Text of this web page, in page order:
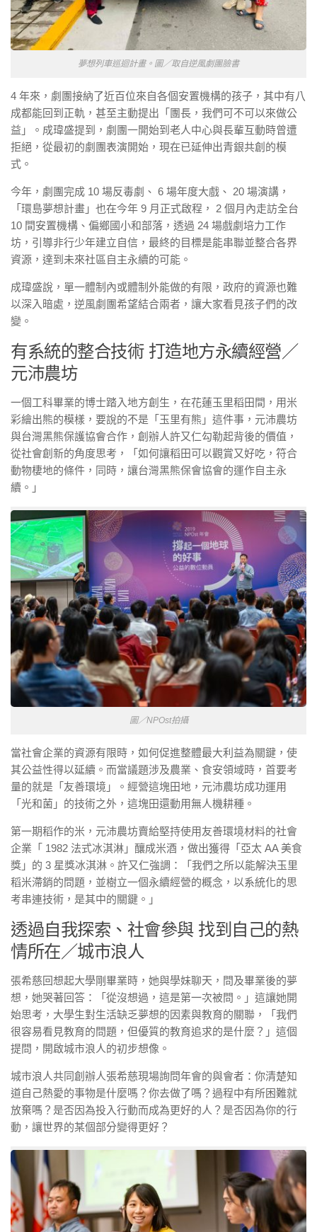
夢想列車巡迴計畫。圖／取自逆風劇團臉書
4 年來，劇團接納了近百位來自各個安置機構的孩子，其中有八
成都能回到正軌，甚至主動提出「團長，我們可不可以來做公
益」。成瑋盛提到，劇團一開始到老人中心與長輩互動時曾遭
拒絕，從最初的劇團表演開始，現在已延伸出青銀共創的模
式。
今年，劇團完成 10 場反毒劇、 6 場年度大戲、 20 場演講，
「環島夢想計畫」也在今年 9 月正式啟程， 2 個月內走訪全台
10 間安置機構、偏鄉國小和部落，透過 24 場戲劇培力工作
坊，引導非行少年建立自信，最終的目標是能串聯並整合各界
資源，達到未來社區自主永續的可能。
成瑋盛說，單一體制內或體制外能做的有限，政府的資源也難
以深入暗處，逆風劇團希望結合兩者，讓大家看見孩子們的改
變。
有系統的整合技術 打造地方永續經營／
元沛農坊
一個工科畢業的博士踏入地方創生，在花蓮玉里稻田間，用米
彩繪出熊的模樣，要說的不是「玉里有熊」這件事，元沛農坊
與台灣黑熊保護協會合作，創辦人許又仁勾勒起背後的價值，
從社會創新的角度思考，「如何讓稻田可以觀賞又好吃，符合
動物棲地的條件，同時，讓台灣黑熊保會協會的運作自主永
續。」
圖／NPOst拍攝
當社會企業的資源有限時，如何促進整體最大利益為關鍵，使
其公益性得以延續。而當議題涉及農業、食安領域時，首要考
量的就是「友善環境」。經營這塊田地，元沛農坊成功運用
「光和菌」的技術之外，這塊田還動用無人機耕種。
第一期稻作的米，元沛農坊賣給堅持使用友善環境材料的社會
企業「 1982 法式冰淇淋」釀成米酒，做出獲得「亞太 AA 美食
獎」的 3 星獎冰淇淋。許又仁強調：「我們之所以能解決玉里
稻米滯銷的問題，並樹立一個永續經營的概念，以系統化的思
考串連技術，是其中的關鍵。」
透過自我探索、社會參與 找到自己的熱
情所在／城市浪人
張希慈回想起大學剛畢業時，她與學妹聊天，問及畢業後的夢
想，她哭著回答：「從沒想過，這是第一次被問。」這讓她開
始思考，大學生對生活缺乏夢想的因素與教育的關聯，「我們
很容易看見教育的問題，但優質的教育追求的是什麼？」這個
提問，開啟城市浪人的初步想像。
城市浪人共同創辦人張希慈現場詢問年會的與會者：你清楚知
道自己熱愛的事物是什麼嗎？你去做了嗎？過程中有所困難就
放棄嗎？是否因為投入行動而成為更好的人？是否因為你的行
動，讓世界的某個部分變得更好？